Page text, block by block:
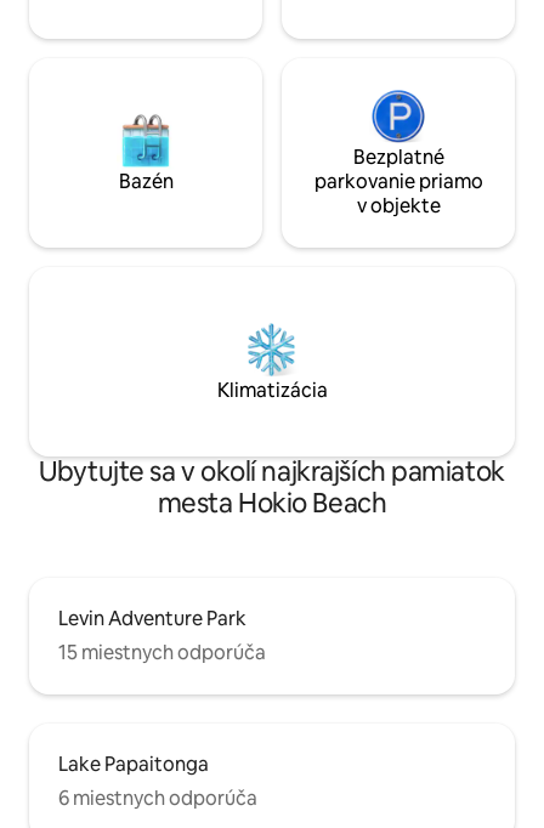
jednodňové výlety do nášho miestneho
nie je príliš veľa problémov. Ak chcete
zabaliť piknik, môžeme to urobiť aj my.
Nachádza sa v skromnej prímorskej
dedinke mimo Wellingtonu, len kúsok
pešo alebo autom od viacerých kaviarní,
hranolkami. Pláž je vzdialená len pár
rybolovné vybavenie, paddleboard.
Bazén
Bezplatné
parkovanie priamo
v objekte
Klimatizácia
Ubytujte sa v okolí najkrajších pamiatok
mesta Hokio Beach
Levin Adventure Park
15 miestnych odporúča
Lake Papaitonga
6 miestnych odporúča